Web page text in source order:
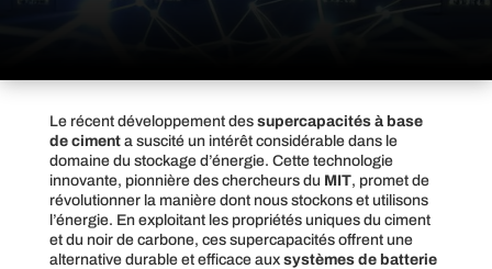
Le récent développement des supercapacités à base
de cimenta suscité un intérêt considérable dans le
domaine du stockage d’énergie. Cette technologie
innovante, pionnière des chercheurs du MIT, promet de
révolutionner la manière dont nous stockons et utilisons
l’énergie. En exploitant les propriétés uniques du ciment
et du noir de carbone, ces supercapacités offrent une
alternative durable et efficace aux systèmes de batterie